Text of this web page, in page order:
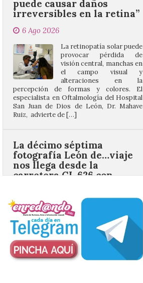
6 Ago 2026
el campo visual y
alteraciones en la
percepción de formas y colores. El
especialista en Oftalmología del Hospital
San Juan de Dios de León, Dr. Mahave
Ruiz, advierte de […]
La décimo séptima
nos llega desde la
carretera CL 626 con
motivo de la marcha en
defensa de FEVE
Nueva edición de León
de…viaje. Una iniciativa
organizado por la sección
juvenil de la Asociación
Enróllate, la Asociación
Conceyu País Llionés y el Diario de
Turismo, Ocio e Información para
jóvenes “Enredando.info”. Eduardo